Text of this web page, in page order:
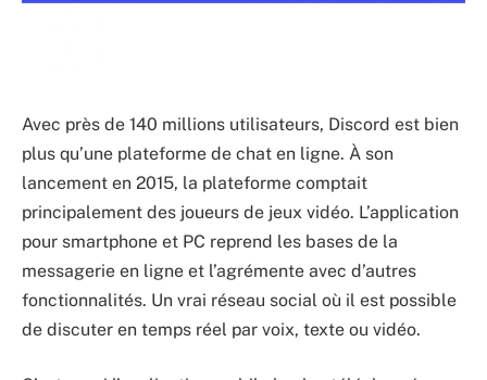
Avec près de 140 millions utilisateurs, Discord est bien
plus qu’une plateforme de chat en ligne. À son
lancement en 2015, la plateforme comptait
principalement des joueurs de jeux vidéo. L’application
pour smartphone et PC reprend les bases de la
messagerie en ligne et l’agrémente avec d’autres
fonctionnalités. Un vrai réseau social où il est possible
de discuter en temps réel par voix, texte ou vidéo.